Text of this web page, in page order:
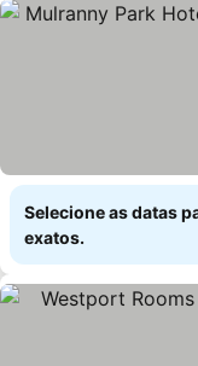
Selecione as datas
exatos.